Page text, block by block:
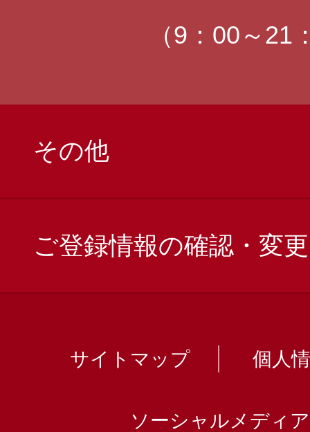
（9：00～21
その他
ご登録情報の確認・変更
サイトマップ 個人
ソーシャルメディ